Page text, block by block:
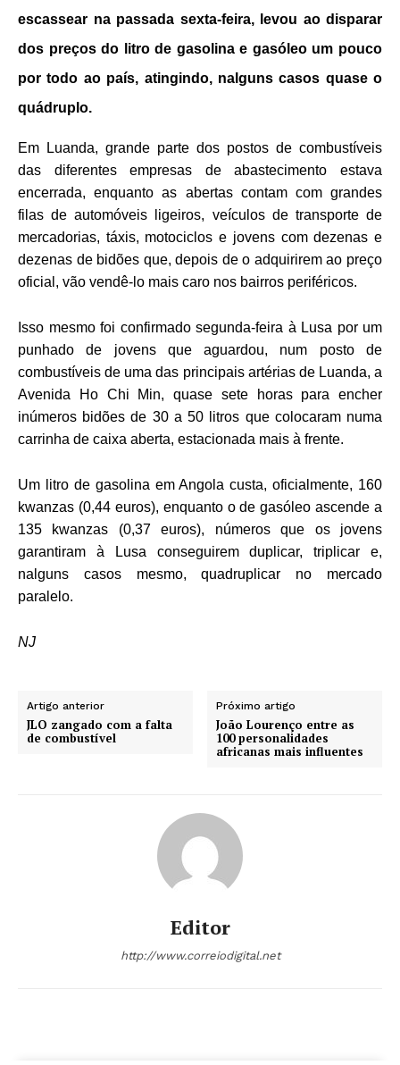
escassear na passada sexta-feira, levou ao disparar
dos preços do litro de gasolina e gasóleo um pouco
por todo ao país, atingindo, nalguns casos quase o
quádruplo.
Em Luanda, grande parte dos postos de combustíveis
das diferentes empresas de abastecimento estava
encerrada, enquanto as abertas contam com grandes
filas de automóveis ligeiros, veículos de transporte de
mercadorias, táxis, motociclos e jovens com dezenas e
dezenas de bidões que, depois de o adquirirem ao preço
oficial, vão vendê-lo mais caro nos bairros periféricos.
Isso mesmo foi confirmado segunda-feira à Lusa por um
punhado de jovens que aguardou, num posto de
combustíveis de uma das principais artérias de Luanda, a
Avenida Ho Chi Min, quase sete horas para encher
inúmeros bidões de 30 a 50 litros que colocaram numa
carrinha de caixa aberta, estacionada mais à frente.
Um litro de gasolina em Angola custa, oficialmente, 160
kwanzas (0,44 euros), enquanto o de gasóleo ascende a
135 kwanzas (0,37 euros), números que os jovens
garantiram à Lusa conseguirem duplicar, triplicar e,
nalguns casos mesmo, quadruplicar no mercado
paralelo.
NJ
Artigo anterior
JLO zangado com a falta
de combustível
Próximo artigo
João Lourenço entre as
100 personalidades
africanas mais influentes
Editor
http://www.correiodigital.net